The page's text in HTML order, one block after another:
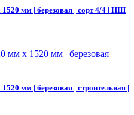
мм | березовая | сорт 4/4 | НШ
мм | березовая | строительная |